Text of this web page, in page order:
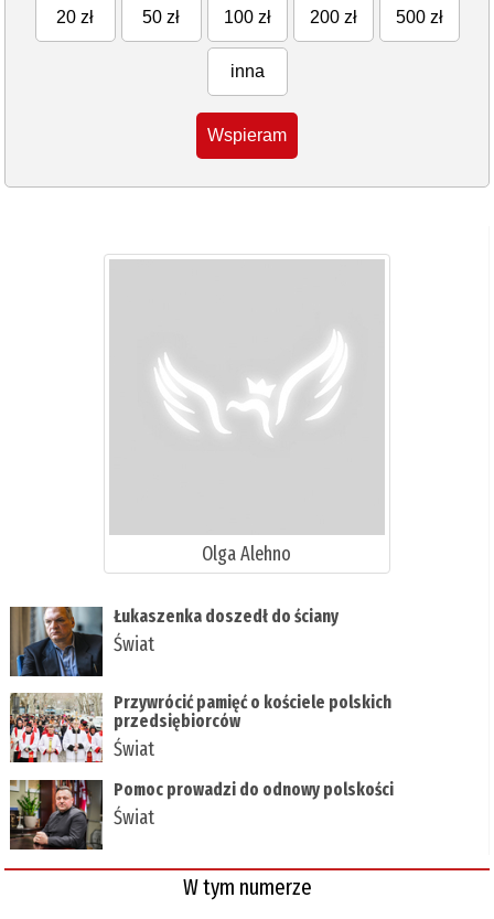
20 zł 50 zł 100 zł 200 zł 500 zł
inna
Wspieram
Olga Alehno
Łukaszenka doszedł do ściany
Świat
Przywrócić pamięć o kościele polskich
przedsiębiorców
Świat
Pomoc prowadzi do odnowy polskości
Świat
W tym numerze